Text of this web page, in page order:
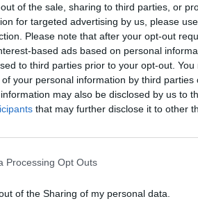
of the sale, sharing to third parties, or
for targeted advertising by us, please
Please note that after your opt-out
based ads based on personal
to third parties prior to your opt-out.
your personal information by third parties
may also be disclosed by us to
that may further disclose it to other
Processing Opt Outs
of the Sharing of my personal data.
Пролетните кошници ще бъдат